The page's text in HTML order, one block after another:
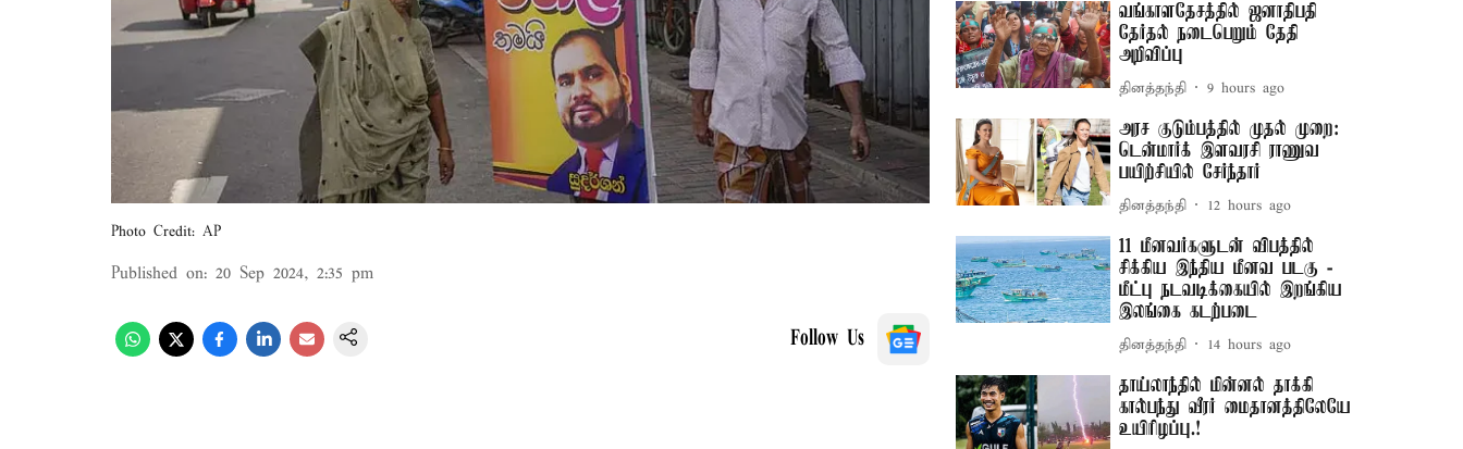
Photo Credit: AP
Published on: 20 Sep 2024, 2:35 pm
Follow Us
வங்காளதேசத்தில் ஜனாதிபதி
தேர்தல் நடைபெறும் தேதி
அறிவிப்பு
தினத்தந்தி 9 hours ago
அரச குடும்பத்தில் முதல் முறை:
டென்மார்க் இளவரசி ராணுவ
பயிற்சியில் சேர்ந்தார்
தினத்தந்தி 12 hours ago
11 மீனவர்களுடன் விபத்தில்
சிக்கிய இந்திய மீனவ படகு -
மீட்பு நடவடிக்கையில் இறங்கிய
இலங்கை கடற்படை
தினத்தந்தி 14 hours ago
தாய்லாந்தில் மின்னல் தாக்கி
கால்பந்து வீரர் மைதானத்திலேயே
உயிரிழப்பு.!